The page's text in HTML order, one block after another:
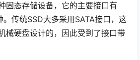
固态存储设备，它的主要接口有
。传统SSD大多采用SATA接口，这
械硬盘设计的，因此受到了接口带